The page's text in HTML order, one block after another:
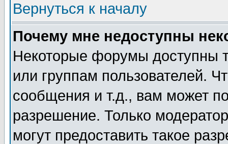
Вернуться к началу
Почему мне недоступны
Некоторые форумы доступны
или группам пользователей.
сообщения и т.д., вам может
разрешение. Только
могут предоставить такое